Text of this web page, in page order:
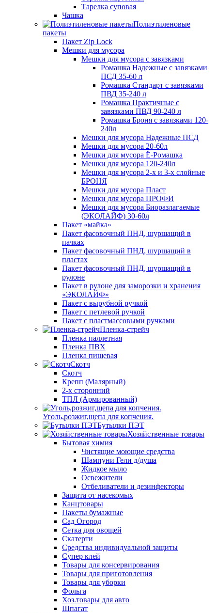
Тарелка суповая
Чашка
Полиэтиленовые
пакеты
Пакет Zip Lock
Мешки для мусора
Мешки для мусора с завязками
Ромашка Надежные с завязками
ПСД 35-60 л
Ромашка Стандарт с завязками
ПВД 35-240 л
Ромашка Практичные с
завязками ПВД 90-240 л
Ромашка Броня с завязками 120-
240л
Мешки для мусора Надежные ПСД
Мешки для мусора 20-60л
Мешки для мусора Ё-Ромашка
Мешки для мусора 120-240л
Мешки для мусора 2-х и 3-х слойные
БРОНЯ
Мешки для мусора Пласт
Мешки для мусора ПРОФИ
Мешки для мусора Биоразлагаемые
(ЭКОЛАЙФ) 30-60л
Пакет «майка»
Пакет фасовочный ПНД, шуршащий в
пачках
Пакет фасовочный ПНД, шуршащий в
пластах
Пакет фасовочный ПНД, шуршащий в
рулоне
Пакет в рулоне для заморозки и хранения
«ЭКОЛАЙФ»
Пакет с вырубной ручкой
Пакет с петлевой ручкой
Пакет с пластмассовыми ручками
Пленка-стрейч
Пленка паллетная
Пленка ПВХ
Пленка пищевая
Скотч
Скотч
Крепп (Малярный)
2-х сторонний
ТПЛ (Армированный)
Уголь,розжиг,щепа для копчения.
Бутылки ПЭТ
Хозяйственные товары
Бытовая химия
Чистящие моющие средства
Шампуни Гели д/душа
Жидкое мыло
Освежители
Отбеливатели и дезинфекторы
Защита от насекомых
Канцтовары
Пакеты бумажные
Сад Огород
Сетка для овощей
Скатерти
Средства индивидуальной защиты
Супер клей
Товары для консервирования
Товары для приготовления
Товары для уборки
Фольга
Хоз.товары для авто
Шпагат